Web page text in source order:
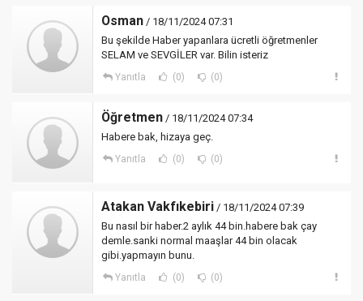
Osman / 18/11/2024 07:31
Bu şekilde Haber yapanlara ücretli öğretmenler
SELAM ve SEVGİLER var. Bilin isteriz
Yanıtla (0) (0)
Öğretmen / 18/11/2024 07:34
Habere bak, hizaya geç.
Yanıtla (0) (0)
Atakan Vakfıkebiri / 18/11/2024 07:39
Bu nasıl bir haber.2 aylık 44 bin.habere bak çay
demle.sanki normal maaşlar 44 bin olacak
gibi.yapmayın bunu.
Yanıtla (0) (0)